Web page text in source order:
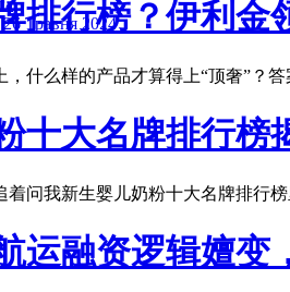
Травня 2024
排行榜？伊利金
么样的产品才算得上“顶奢”？
十大名牌排行榜
我新生婴儿奶粉十大名牌排行榜
运融资逻辑嬗变